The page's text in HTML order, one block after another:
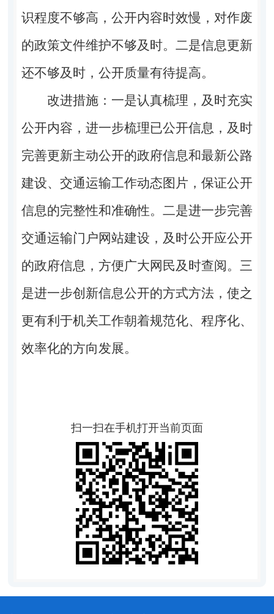
识程度不够高，公开内容时效慢，对作废
的政策文件维护不够及时。二是信息更新
还不够及时，公开质量有待提高。
改进措施：一是认真梳理，及时充实
公开内容，进一步梳理已公开信息，及时
完善更新主动公开的政府信息和最新公路
建设、交通运输工作动态图片，保证公开
信息的完整性和准确性。二是进一步完善
交通运输门户网站建设，及时公开应公开
的政府信息，方便广大网民及时查阅。三
是进一步创新信息公开的方式方法，使之
更有利于机关工作朝着规范化、程序化、
效率化的方向发展。
扫一扫在手机打开当前页面